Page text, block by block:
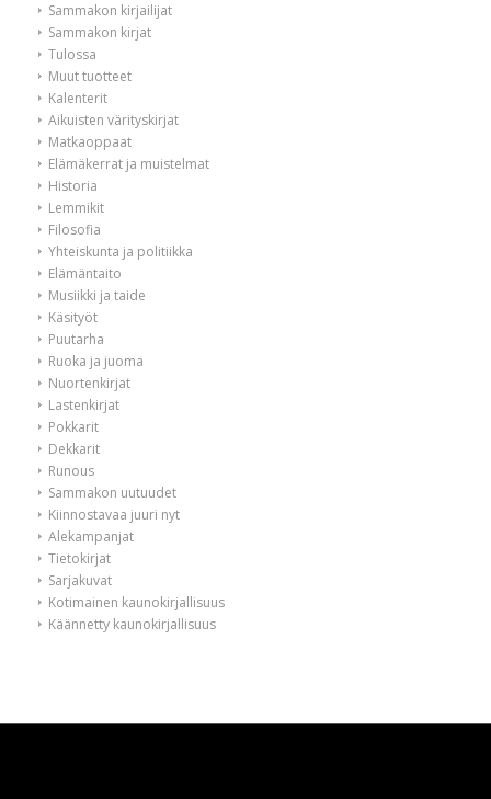
Sammakon kirjailijat
Sammakon kirjat
Tulossa
Muut tuotteet
Kalenterit
Aikuisten värityskirjat
Matkaoppaat
Elämäkerrat ja muistelmat
Historia
Lemmikit
Filosofia
Yhteiskunta ja politiikka
Elämäntaito
Musiikki ja taide
Käsityöt
Puutarha
Ruoka ja juoma
Nuortenkirjat
Lastenkirjat
Pokkarit
Dekkarit
Runous
Sammakon uutuudet
Kiinnostavaa juuri nyt
Alekampanjat
Tietokirjat
Sarjakuvat
Kotimainen kaunokirjallisuus
Käännetty kaunokirjallisuus